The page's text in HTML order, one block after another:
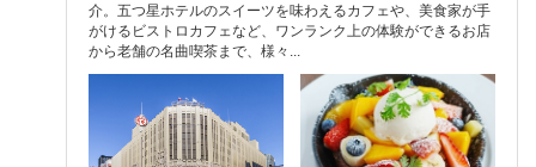
介。五つ星ホテルのスイーツを味わえるカフェや、美食家が手
がけるビストロカフェなど、ワンランク上の体験ができるお店
から老舗の名曲喫茶まで、様々...